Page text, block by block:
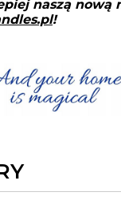
naszą nową
!